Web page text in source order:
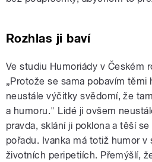
Rozhlas ji baví
Ve studiu Humoriády v Českém
„Protože se sama pobavím těmi
neustále výčitky svědomí, že
a humoru." Lidé ji ovšem
pravda, sklání ji poklona a těší
pořadu. Ivanka má totiž humor
životních peripetiích. Přemýšlí,